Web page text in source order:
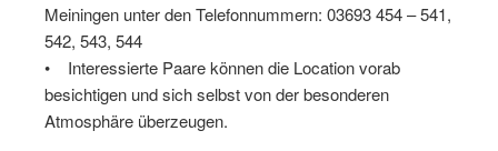
Meiningen unter den Telefonnummern: 03693 454 – 541,
542, 543, 544
• Interessierte Paare können die Location vorab
besichtigen und sich selbst von der besonderen
Atmosphäre überzeugen.